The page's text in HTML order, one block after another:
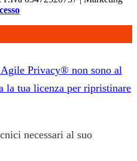
necessari al suo